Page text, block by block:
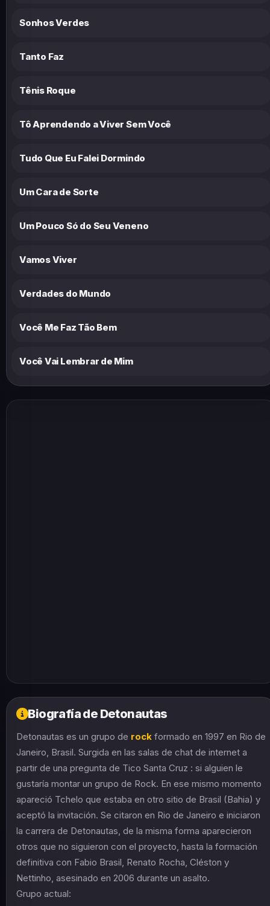
Sonhos Verdes
Tanto Faz
Tênis Roque
Tô Aprendendo a Viver Sem Você
Tudo Que Eu Falei Dormindo
Um Cara de Sorte
Um Pouco Só do Seu Veneno
Vamos Viver
Verdades do Mundo
Você Me Faz Tão Bem
Você Vai Lembrar de Mim
Biografía de Detonautas
Detonautas es un grupo de rock formado en 1997 en Rio de
Janeiro, Brasil. Surgida en las salas de chat de internet a
partir de una pregunta de Tico Santa Cruz : si alguien le
gustaría montar un grupo de Rock. En ese mismo momento
apareció Tchelo que estaba en otro sitio de Brasil (Bahia) y
aceptó la invitación. Se citaron en Rio de Janeiro e iniciaron
la carrera de Detonautas, de la misma forma aparecieron
otros que no siguieron con el proyecto, hasta la formación
definitiva con Fabio Brasil, Renato Rocha, Cléston y
Nettinho, asesinado en 2006 durante un asalto.
Grupo actual: